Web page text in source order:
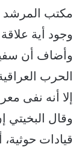
مكتب المرشد
وجود أية علاقة
وأضاف أن
الحرب
إلا أنه نفى
وقال البخيتي
قيادات